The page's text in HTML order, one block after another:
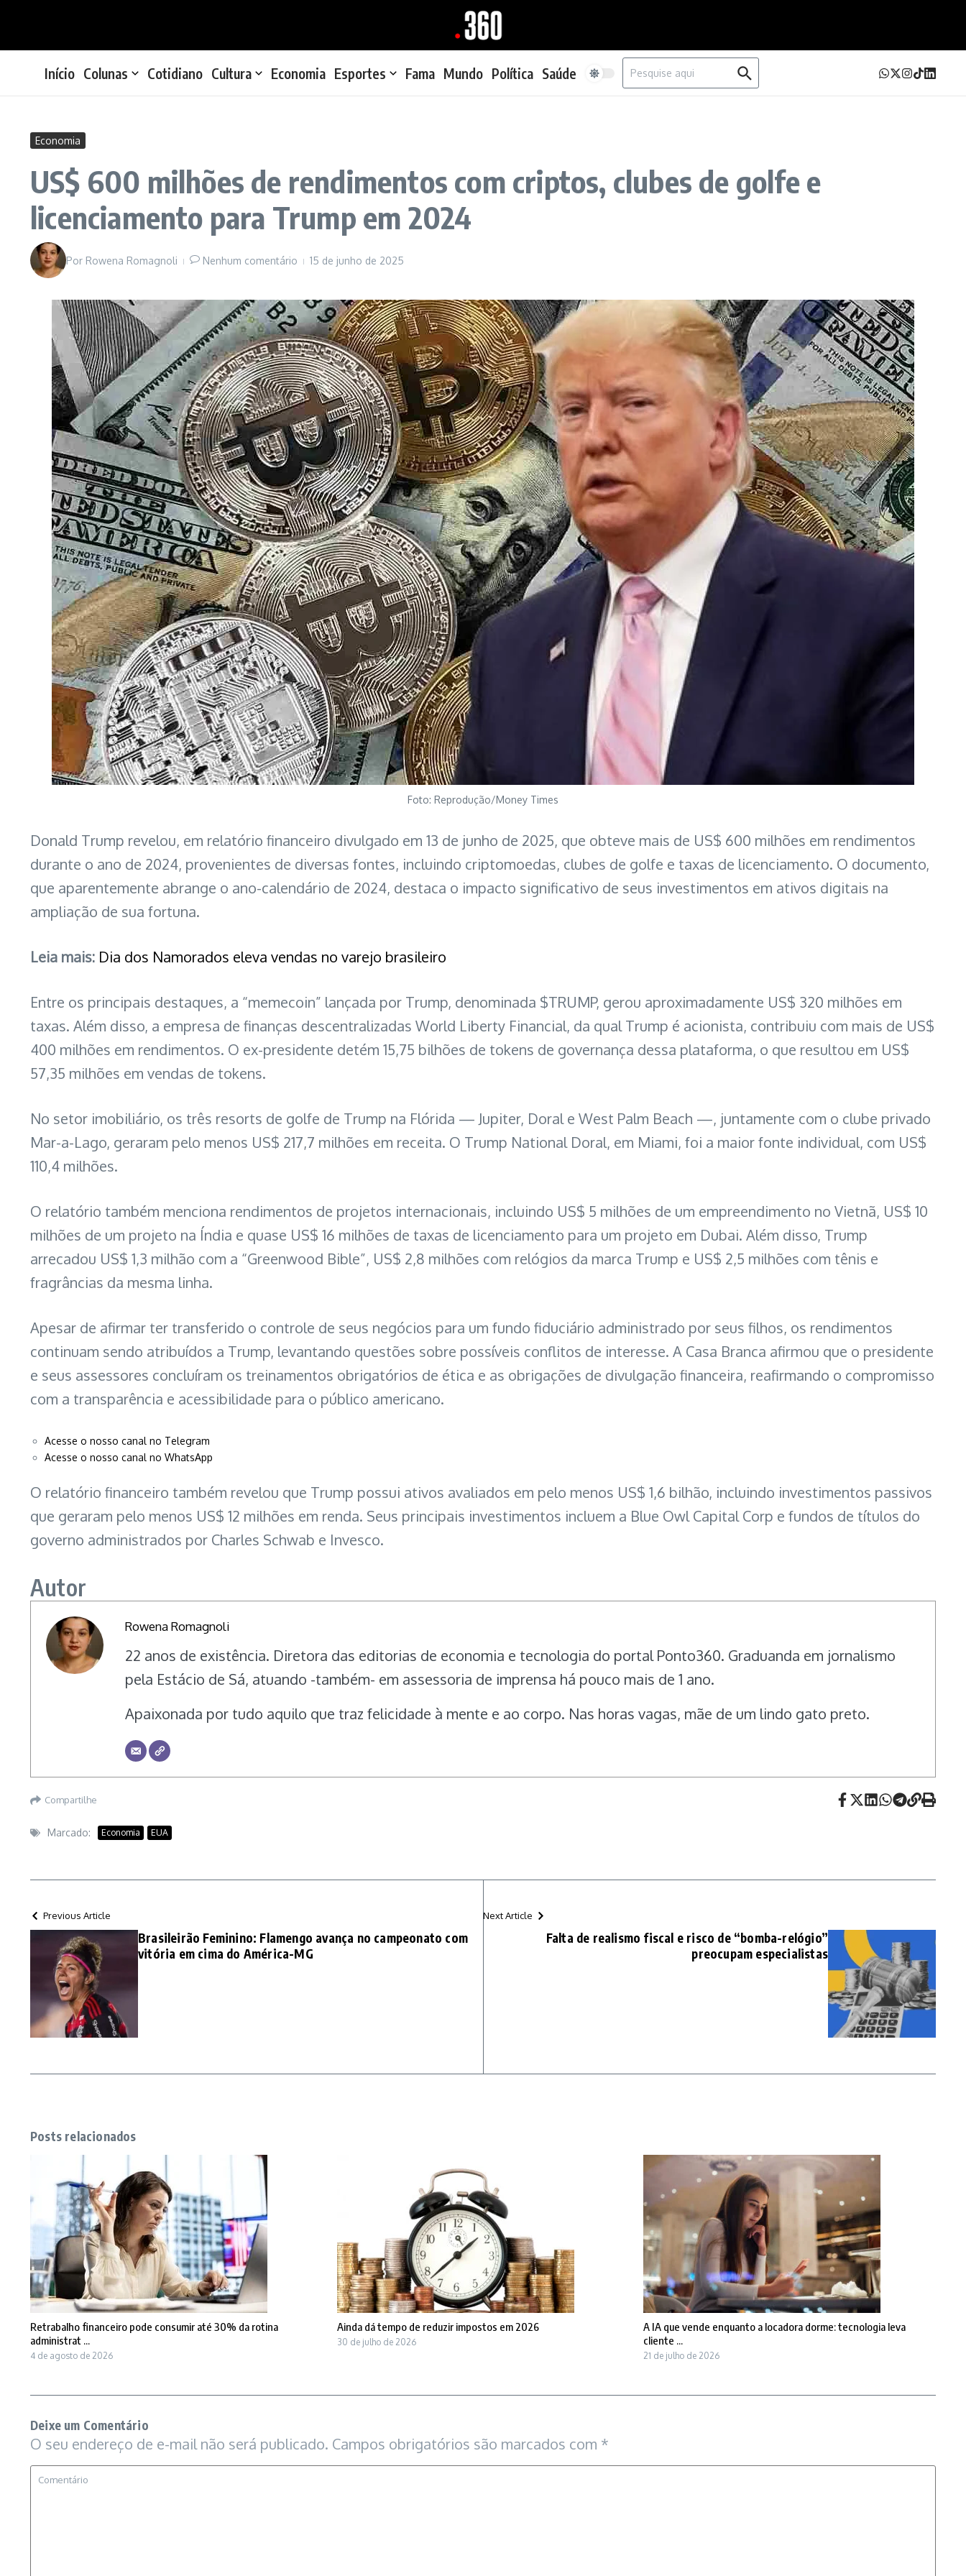
Início Colunas Cotidiano Cultura Economia Esportes Fama Mundo Política Saúde
Procurar por:
Economia
US$ 600 milhões de rendimentos com criptos, clubes de golfe e
licenciamento para Trump em 2024
Por Rowena Romagnoli Nenhum comentário 15 de junho de 2025
Foto: Reprodução/Money Times
Donald Trump revelou, em relatório financeiro divulgado em 13 de junho de 2025, que obteve mais de US$ 600 milhões em rendimentos
durante o ano de 2024, provenientes de diversas fontes, incluindo criptomoedas, clubes de golfe e taxas de licenciamento. O documento,
que aparentemente abrange o ano-calendário de 2024, destaca o impacto significativo de seus investimentos em ativos digitais na
ampliação de sua fortuna.
Leia mais: Dia dos Namorados eleva vendas no varejo brasileiro
Entre os principais destaques, a “memecoin” lançada por Trump, denominada $TRUMP, gerou aproximadamente US$ 320 milhões em
taxas. Além disso, a empresa de finanças descentralizadas World Liberty Financial, da qual Trump é acionista, contribuiu com mais de US$
400 milhões em rendimentos. O ex-presidente detém 15,75 bilhões de tokens de governança dessa plataforma, o que resultou em US$
57,35 milhões em vendas de tokens.
No setor imobiliário, os três resorts de golfe de Trump na Flórida — Jupiter, Doral e West Palm Beach —, juntamente com o clube privado
Mar-a-Lago, geraram pelo menos US$ 217,7 milhões em receita. O Trump National Doral, em Miami, foi a maior fonte individual, com US$
110,4 milhões.
O relatório também menciona rendimentos de projetos internacionais, incluindo US$ 5 milhões de um empreendimento no Vietnã, US$ 10
milhões de um projeto na Índia e quase US$ 16 milhões de taxas de licenciamento para um projeto em Dubai. Além disso, Trump
arrecadou US$ 1,3 milhão com a “Greenwood Bible”, US$ 2,8 milhões com relógios da marca Trump e US$ 2,5 milhões com tênis e
fragrâncias da mesma linha.
Apesar de afirmar ter transferido o controle de seus negócios para um fundo fiduciário administrado por seus filhos, os rendimentos
continuam sendo atribuídos a Trump, levantando questões sobre possíveis conflitos de interesse. A Casa Branca afirmou que o presidente
e seus assessores concluíram os treinamentos obrigatórios de ética e as obrigações de divulgação financeira, reafirmando o compromisso
com a transparência e acessibilidade para o público americano.
Acesse o nosso canal no Telegram
Acesse o nosso canal no WhatsApp
O relatório financeiro também revelou que Trump possui ativos avaliados em pelo menos US$ 1,6 bilhão, incluindo investimentos passivos
que geraram pelo menos US$ 12 milhões em renda. Seus principais investimentos incluem a Blue Owl Capital Corp e fundos de títulos do
governo administrados por Charles Schwab e Invesco.
Autor
Rowena Romagnoli
22 anos de existência. Diretora das editorias de economia e tecnologia do portal Ponto360. Graduanda em jornalismo
pela Estácio de Sá, atuando -também- em assessoria de imprensa há pouco mais de 1 ano.
Apaixonada por tudo aquilo que traz felicidade à mente e ao corpo. Nas horas vagas, mãe de um lindo gato preto.
Compartilhe
Marcado: Economia EUA
Previous Article
Brasileirão Feminino: Flamengo avança no campeonato com
vitória em cima do América-MG
Next Article
Falta de realismo fiscal e risco de “bomba-relógio”
preocupam especialistas
Posts relacionados
Retrabalho financeiro pode consumir até 30% da rotina
administrat ...
4 de agosto de 2026
Ainda dá tempo de reduzir impostos em 2026
30 de julho de 2026
A IA que vende enquanto a locadora dorme: tecnologia leva
cliente ...
21 de julho de 2026
Deixe um Comentário
O seu endereço de e-mail não será publicado. Campos obrigatórios são marcados com *